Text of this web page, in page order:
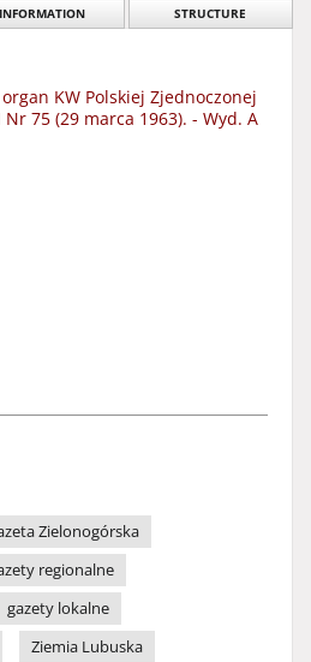
INFORMATION STRUCTURE
KW Polskiej Zjednoczonej
75 (29 marca 1963). - Wyd. A
Zielonogórska
regionalne
gazety lokalne
Ziemia Lubuska